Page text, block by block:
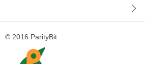
© 2016 ParityBit